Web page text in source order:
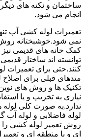
ساختمان و نکته های
انجام می شود.
تعمیرات لوله کشی آب
نمی شود.خوشبختانه
کمک خانه های قدیمی نیز
توانسته اند ساختار
کنند.حتی برای
متدهای قبلی برای اصلاح
تکنیک ها و روش های
نیازی به تخریب و یا
ندارد.به صورت کلی لوله
لوله فاضلابی و لوله آب
روش تعمیر لوله کشی را
ای و یا منطقه ای و